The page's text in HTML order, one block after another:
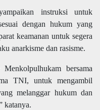
instruksi untuk
dengan hukum yang
keamanan untuk segera
anarkisme dan rasisme.
bersama
TNI, untuk mengambil
melanggar hukum dan
katanya.